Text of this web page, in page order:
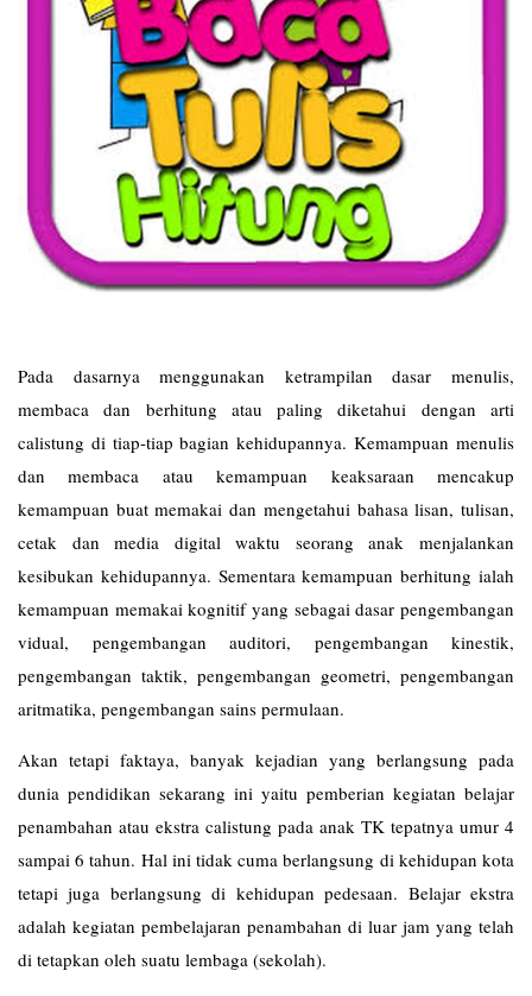
Pada dasarnya menggunakan ketrampilan dasar menulis,
membaca dan berhitung atau paling diketahui dengan arti
calistung di tiap-tiap bagian kehidupannya. Kemampuan menulis
dan membaca atau kemampuan keaksaraan mencakup
kemampuan buat memakai dan mengetahui bahasa lisan, tulisan,
cetak dan media digital waktu seorang anak menjalankan
kesibukan kehidupannya. Sementara kemampuan berhitung ialah
kemampuan memakai kognitif yang sebagai dasar pengembangan
vidual, pengembangan auditori, pengembangan kinestik,
pengembangan taktik, pengembangan geometri, pengembangan
aritmatika, pengembangan sains permulaan.
Akan tetapi faktaya, banyak kejadian yang berlangsung pada
dunia pendidikan sekarang ini yaitu pemberian kegiatan belajar
penambahan atau ekstra calistung pada anak TK tepatnya umur 4
sampai 6 tahun. Hal ini tidak cuma berlangsung di kehidupan kota
tetapi juga berlangsung di kehidupan pedesaan. Belajar ekstra
adalah kegiatan pembelajaran penambahan di luar jam yang telah
di tetapkan oleh suatu lembaga (sekolah).